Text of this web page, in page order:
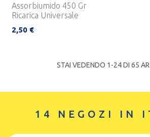
Assorbiumido 450 Gr
Ricarica Universale
2,50 €
STAI VEDENDO 1-24DI 65
14 NEGOZI IN